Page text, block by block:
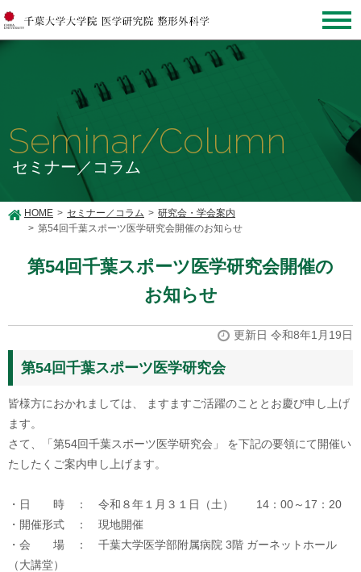
Seminar/Column
セミナー／コラム
HOME セミナー／コラム
研究会・学会案内
第54回千葉スポーツ医学研究会開催のお知らせ
第54回千葉スポーツ医学研究会開催の
お知らせ
更新日 令和8年1月19日
第54回千葉スポーツ医学研究会
皆様方におかれましては、 ますますご活躍のこととお慶び申し上げ
ます。
さて、「第54回千葉スポーツ医学研究会」 を下記の要領にて開催い
たしたくご案内申し上げます。
・日 時 ： 令和８年１月３１日（土） 14：00～17：20
・開催形式 ： 現地開催
・会 場 ： 千葉大学医学部附属病院 3階 ガーネットホール
（大講堂）